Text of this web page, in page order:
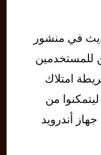
في منشور
للمستخدمين
امتلاك
من
أندرويد